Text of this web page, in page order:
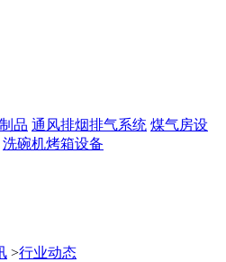
品 通风排烟排气系统 煤气房设
洗碗机烤箱设备
>行业动态